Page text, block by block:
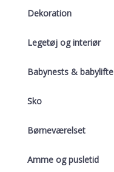
Dekoration
Legetøj og interiør
Babynests & babylifte
Sko
Børneværelset
Amme og pusletid